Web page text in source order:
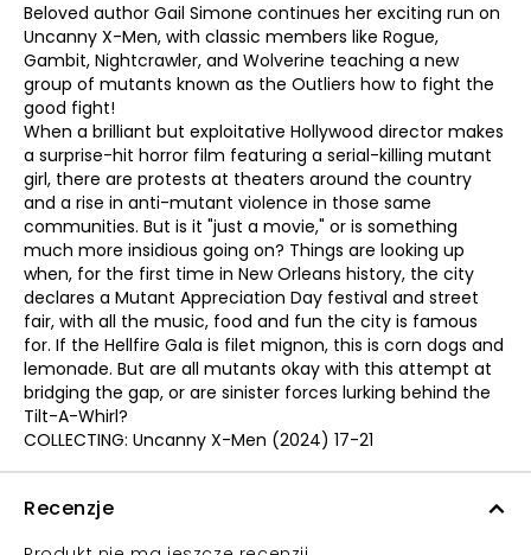
Beloved author Gail Simone continues her exciting run on
Uncanny X-Men, with classic members like Rogue,
Gambit, Nightcrawler, and Wolverine teaching a new
group of mutants known as the Outliers how to fight the
good fight!
When a brilliant but exploitative Hollywood director makes
a surprise-hit horror film featuring a serial-killing mutant
girl, there are protests at theaters around the country
and a rise in anti-mutant violence in those same
communities. But is it "just a movie," or is something
much more insidious going on? Things are looking up
when, for the first time in New Orleans history, the city
declares a Mutant Appreciation Day festival and street
fair, with all the music, food and fun the city is famous
for. If the Hellfire Gala is filet mignon, this is corn dogs and
lemonade. But are all mutants okay with this attempt at
bridging the gap, or are sinister forces lurking behind the
Tilt-A-Whirl?
COLLECTING: Uncanny X-Men (2024) 17-21
Recenzje